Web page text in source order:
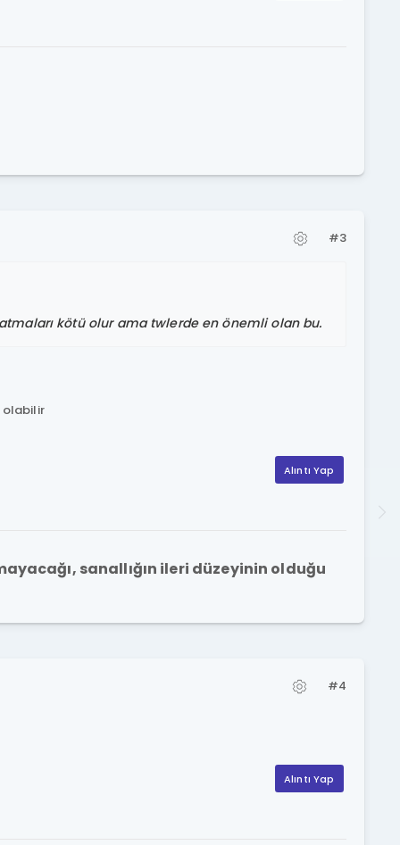
#3
kötü olur ama twlerde en önemli olan bu.
olabilir
Alıntı Yap
sanallığın ileri düzeyinin olduğu
#4
Alıntı Yap